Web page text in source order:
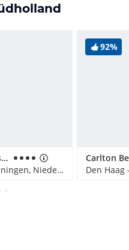
Fletcher Hotel-Restaurant Scheveningen
Den Haag - Scheveningen, Niederlande
92%
Carlton